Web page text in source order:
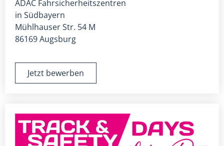
ADAC Fahrsicherheitszentren
in Südbayern
Mühlhauser Str. 54 M
86169 Augsburg
Jetzt bewerben